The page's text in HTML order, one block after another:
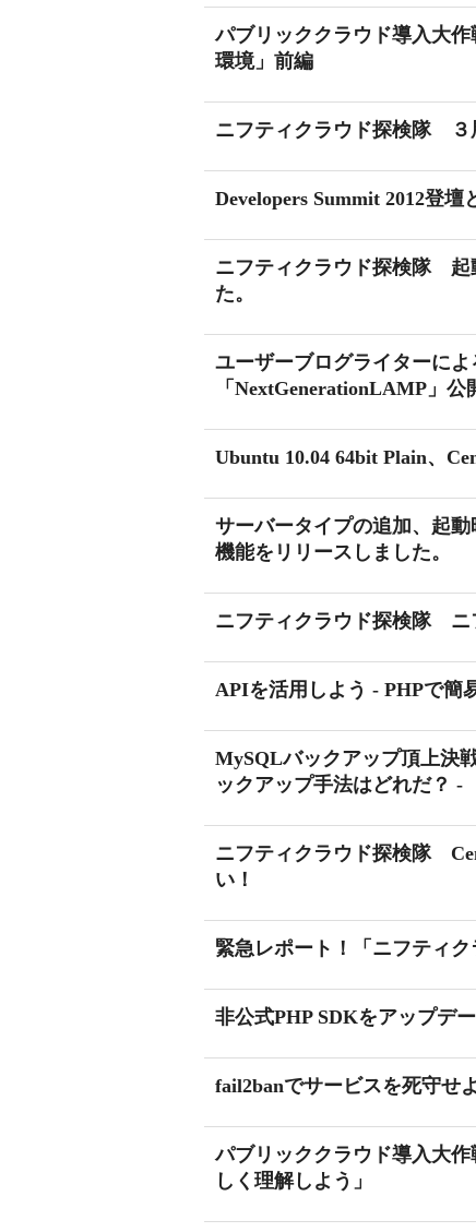
パブリッククラウド導入大
環境」前編
ニフティクラウド探検隊 ３
Developers Summit 2012登
ニフティクラウド探検隊 起
た。
ユーザーブログライターに
「NextGenerationLAMP」公
Ubuntu 10.04 64bit Plain、
サーバータイプの追加、起
機能をリリースしました。
ニフティクラウド探検隊 ニ
APIを活用しよう - PHPで簡
MySQLバックアップ頂上決
ックアップ手法はどれだ？ -
ニフティクラウド探検隊
い！
緊急レポート！「ニフティ
非公式PHP SDKをアップデ
fail2banでサービスを死守せ
パブリッククラウド導入大
しく理解しよう」